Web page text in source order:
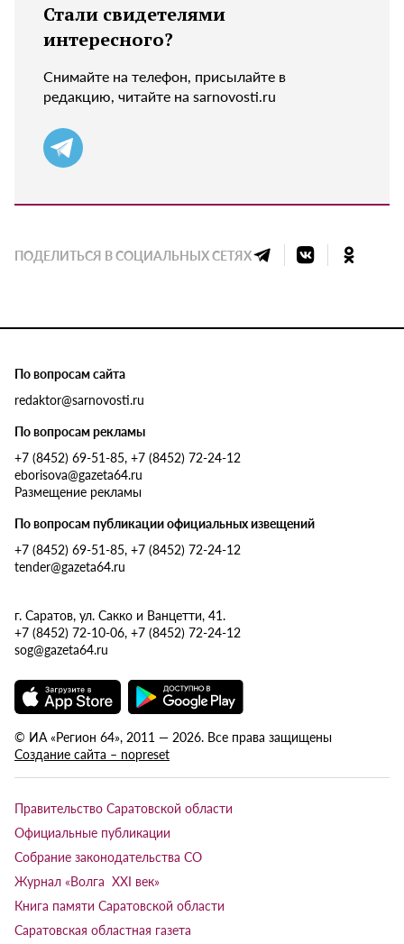
Стали свидетелями
интересного?
Снимайте на телефон, присылайте в
редакцию, читайте на sarnovosti.ru
ПОДЕЛИТЬСЯ В СОЦИАЛЬНЫХ СЕТЯХ
По вопросам сайта
redaktor@sarnovosti.ru
По вопросам рекламы
+7 (8452) 69-51-85, +7 (8452) 72-24-12
eborisova@gazeta64.ru
Размещение рекламы
По вопросам публикации официальных извещений
+7 (8452) 69-51-85, +7 (8452) 72-24-12
tender@gazeta64.ru
г. Саратов, ул. Сакко и Ванцетти, 41.
+7 (8452) 72-10-06, +7 (8452) 72-24-12
sog@gazeta64.ru
© ИА «Регион 64», 2011 — 2026. Все права защищены
Создание сайта – nopreset
Правительство Саратовской области
Официальные публикации
Собрание законодательства СО
Журнал «Волга XXI век»
Книга памяти Саратовской области
Саратовская областная газета